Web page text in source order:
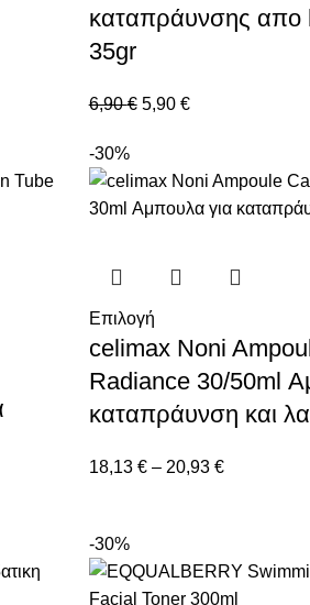
καταπράυνσης απο
35gr
6,90€ 5,90 €
-30%
Επιλογή
celimax Noni
Radiance 30/50ml
καταπράυνση και
18,13 €– 20,93 €
-30%